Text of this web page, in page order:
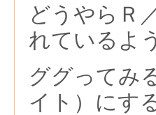
どうやらＲ
れているよ
ググってみ
イト）にす